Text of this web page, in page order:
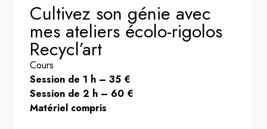
Cultivez son génie avec
mes ateliers écolo-rigolos
Recycl’art
Cours
Session de 1 h – 35 €
Session de 2 h – 60 €
Matériel compris